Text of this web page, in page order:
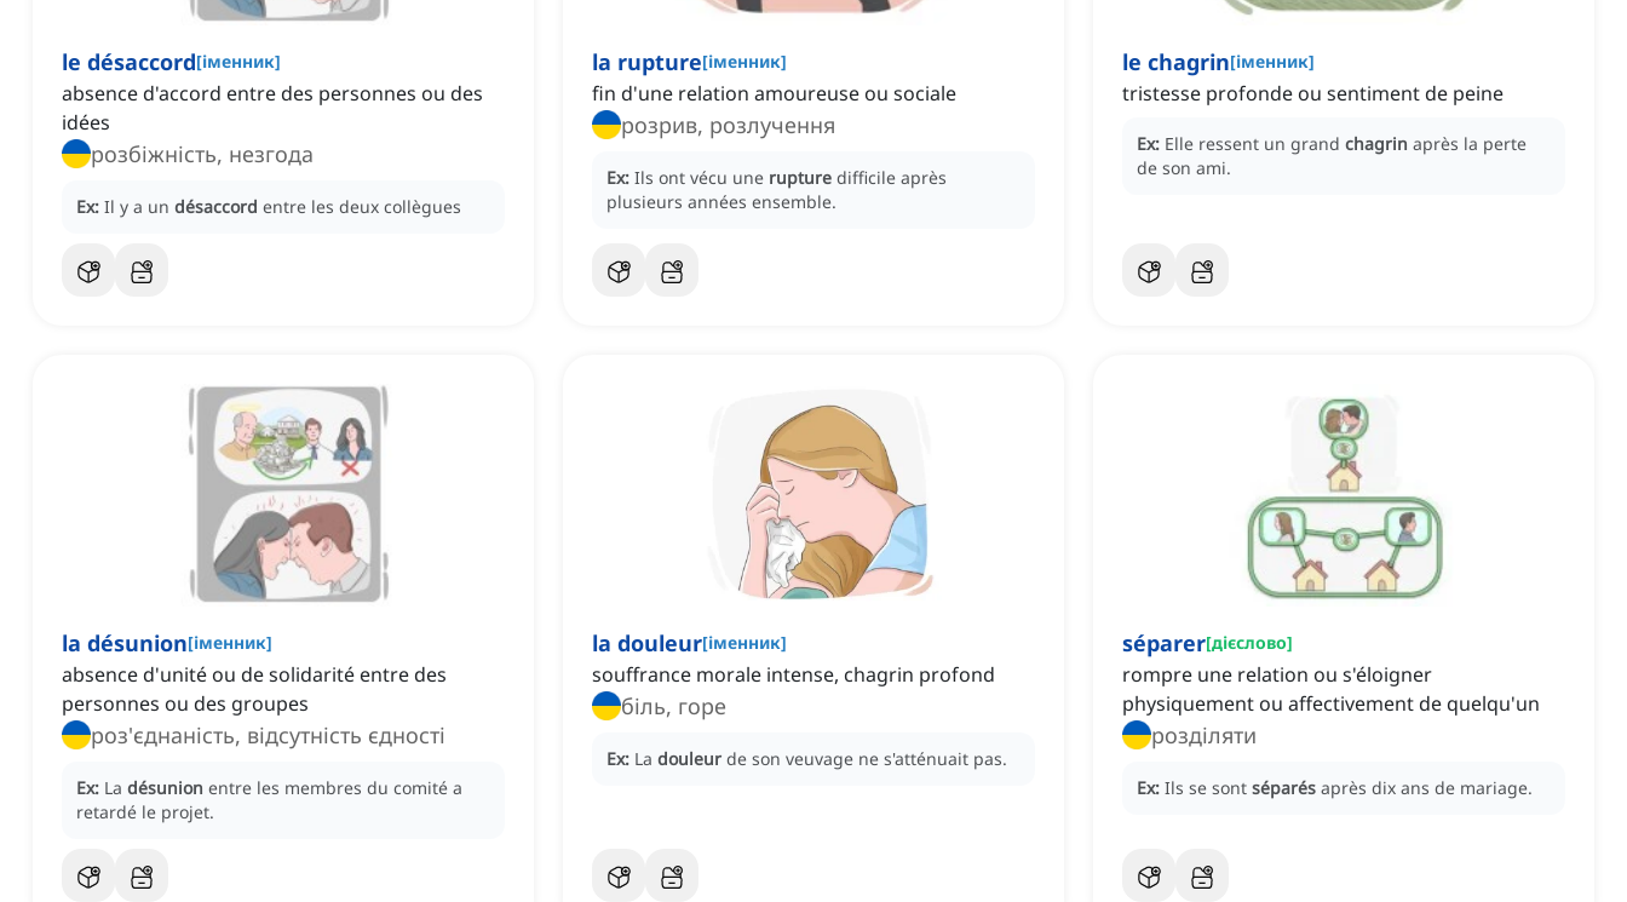
le désaccord[іменник]
absence d'accord entre des personnes ou des
idées
розбіжність, незгода
Ex: Il y a un désaccord entre les deux collègues
la rupture[іменник]
fin d'une relation amoureuse ou sociale
розрив, розлучення
Ex: Ils ont vécu une rupture difficile après
plusieurs années ensemble.
le chagrin[іменник]
tristesse profonde ou sentiment de peine
Ex: Elle ressent un grand chagrin après la perte
de son ami.
la désunion[іменник]
absence d'unité ou de solidarité entre des
personnes ou des groupes
роз'єднаність, відсутність єдності
Ex: La désunion entre les membres du comité a
retardé le projet.
la douleur[іменник]
souffrance morale intense, chagrin profond
біль, горе
Ex: La douleur de son veuvage ne s'atténuait pas.
séparer[дієслово]
rompre une relation ou s'éloigner
physiquement ou affectivement de quelqu'un
розділяти
Ex: Ils se sont séparés après dix ans de mariage.